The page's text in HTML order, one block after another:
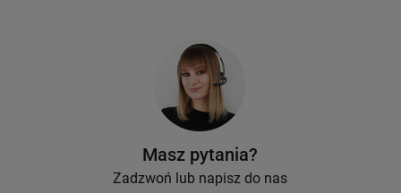
Masz pytania?
Zadzwoń lub napisz do nas